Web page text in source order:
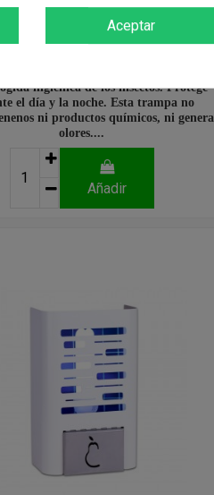
captura de mosquitos con luz UV.
higiénica de los insectos. Protege
el día y la noche. Esta trampa no
ni productos químicos, ni genera
olores....
Añadir
Aceptar